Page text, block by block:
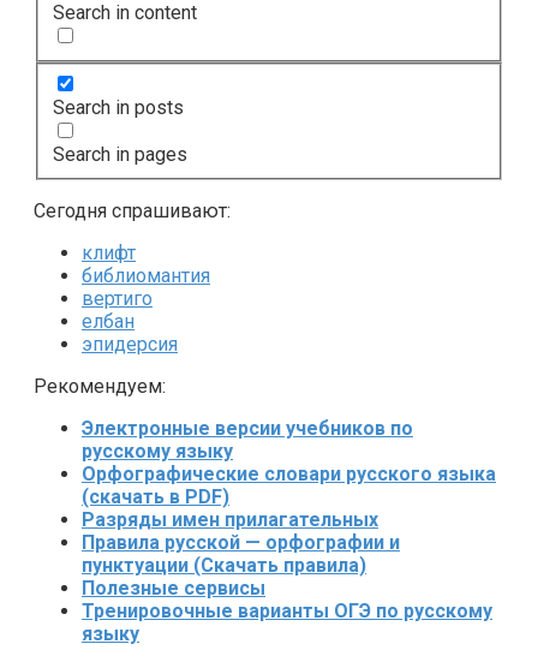
Search in content
Search in posts
Search in pages
Сегодня спрашивают:
клифт
библиомантия
вертиго
елбан
эпидерсия
Рекомендуем:
Электронные версии учебников по
русскому языку
Орфографические словари русского языка
(скачать в PDF)
Разряды имен прилагательных
Правила русской — орфографии и
пунктуации (Скачать правила)
Полезные сервисы
Тренировочные варианты ОГЭ по русскому
языку